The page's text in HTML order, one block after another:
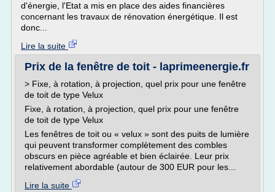
d'énergie, l'Etat a mis en place des aides financières
concernant les travaux de rénovation énergétique. Il est
donc...
Lire la suite
Prix de la fenêtre de toit - laprimeenergie.fr
> Fixe, à rotation, à projection, quel prix pour une fenêtre
de toit de type Velux
Fixe, à rotation, à projection, quel prix pour une fenêtre
de toit de type Velux
Les fenêtres de toit ou « velux » sont des puits de lumière
qui peuvent transformer complètement des combles
obscurs en pièce agréable et bien éclairée. Leur prix
relativement abordable (autour de 300 EUR pour les...
Lire la suite